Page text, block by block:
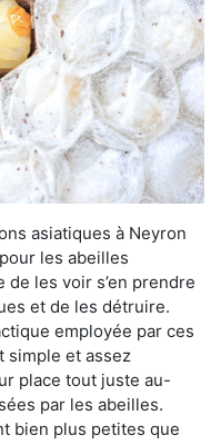
asiatiques à Neyron
les abeilles
de les voir s’en prendre
et de les détruire.
employée par ces
simple et assez
place tout juste au-
par les abeilles.
bien plus petites que